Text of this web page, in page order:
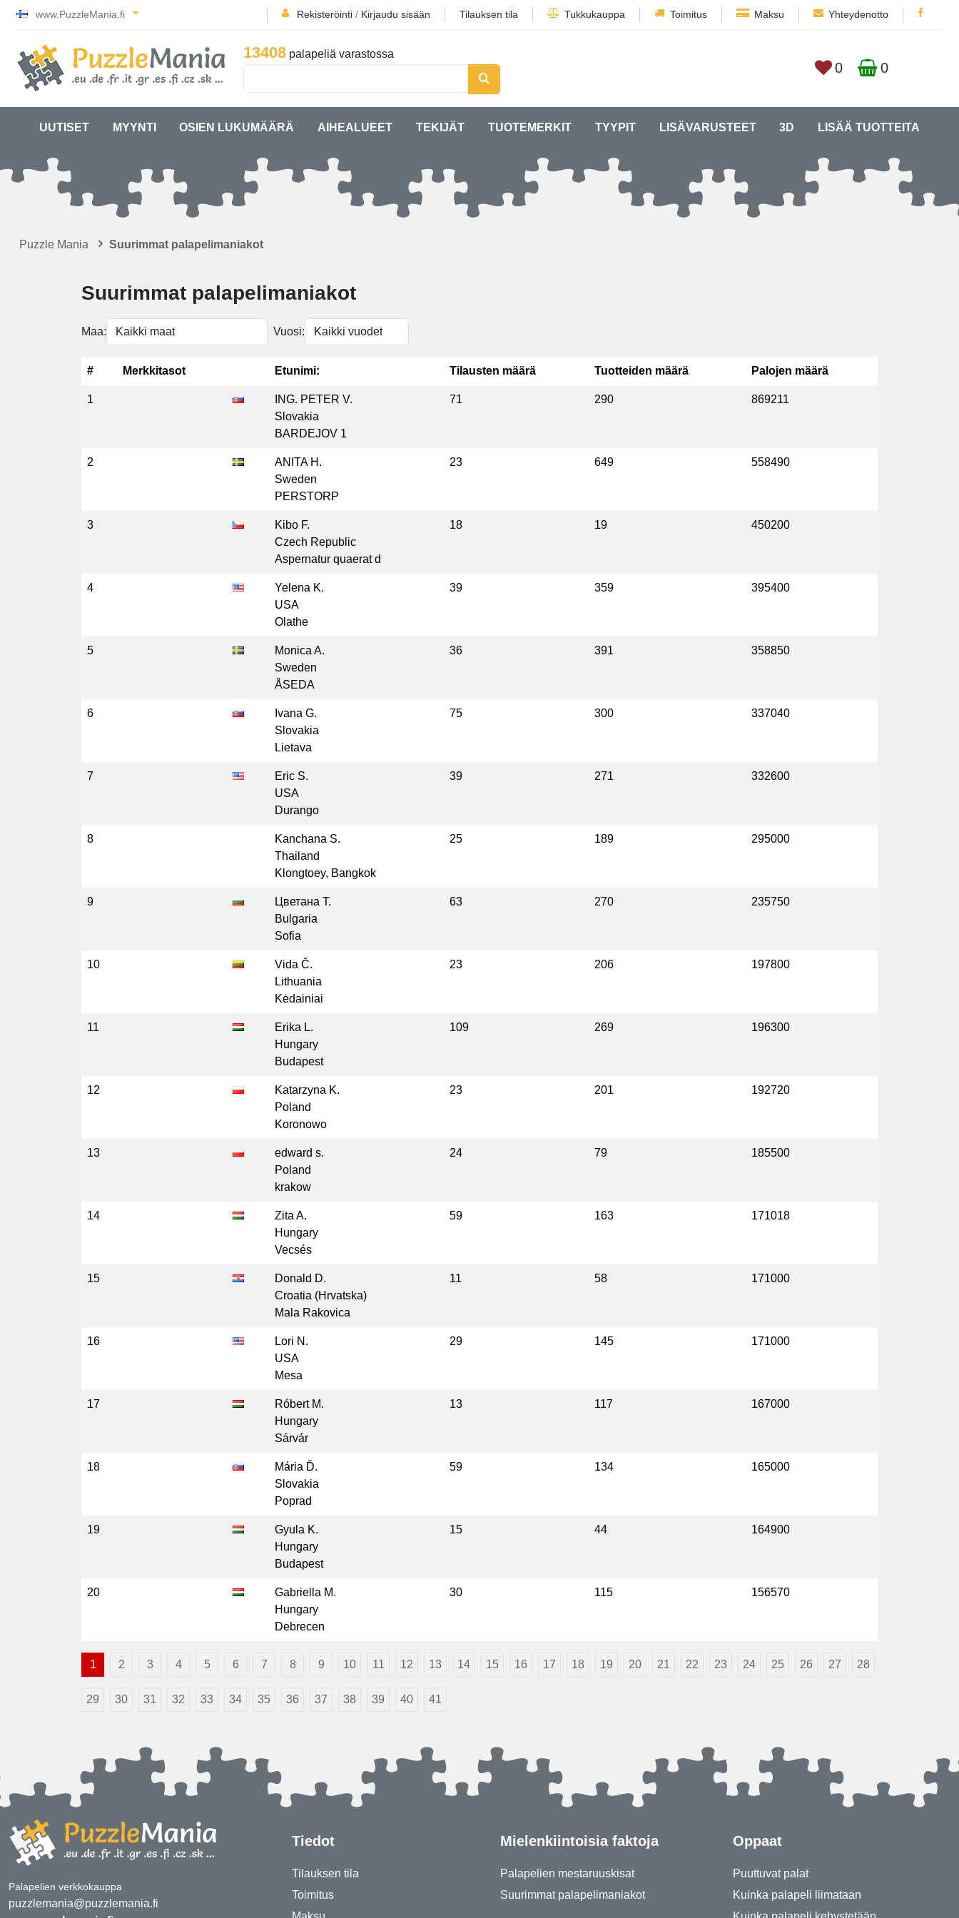
www.PuzzleMania.fi Rekisteröinti / Kirjaudu sisään Tilauksen tila Tukkukauppa Toimitus Maksu Yhteydenotto
13408 palapeliä varastossa
0 0
UUTISET MYYNTI OSIEN LUKUMÄÄRÄ AIHEALUEET TEKIJÄT TUOTEMERKIT TYYPIT LISÄVARUSTEET 3D LISÄÄ TUOTTEITA
Puzzle Mania Suurimmat palapelimaniakot
Suurimmat palapelimaniakot
Maa: Vuosi:
# Merkkitasot Etunimi: Tilausten määrä Tuotteiden määrä Palojen määrä
1
ING. PETER V.
Slovakia
BARDEJOV 1
71 290 869211
2
ANITA H.
Sweden
PERSTORP
23 649 558490
3
Kibo F.
Czech Republic
Aspernatur quaerat d
18 19 450200
4
Yelena K.
USA
Olathe
39 359 395400
5
Monica A.
Sweden
ÅSEDA
36 391 358850
6
Ivana G.
Slovakia
Lietava
75 300 337040
7
Eric S.
USA
Durango
39 271 332600
8
Kanchana S.
Thailand
Klongtoey, Bangkok
25 189 295000
9
Цветана Т.
Bulgaria
Sofia
63 270 235750
10
Vida Č.
Lithuania
Kėdainiai
23 206 197800
11
Erika L.
Hungary
Budapest
109 269 196300
12
Katarzyna K.
Poland
Koronowo
23 201 192720
13
edward s.
Poland
krakow
24 79 185500
14
Zita A.
Hungary
Vecsés
59 163 171018
15
Donald D.
Croatia (Hrvatska)
Mala Rakovica
11 58 171000
16
Lori N.
USA
Mesa
29 145 171000
17
Róbert M.
Hungary
Sárvár
13 117 167000
18
Mária Ď.
Slovakia
Poprad
59 134 165000
19
Gyula K.
Hungary
Budapest
15 44 164900
20
Gabriella M.
Hungary
Debrecen
30 115 156570
1 2 3 4 5 6 7 8 9 10 11 12 13 14 15 16 17 18 19 20 21 22 23 24 25 26 27 28
29 30 31 32 33 34 35 36 37 38 39 40 41
Palapelien verkkokauppa
puzzlemania@puzzlemania.fi
Tiedot
Tilauksen tila
Toimitus
Mielenkiintoisia faktoja
Palapelien mestaruuskisat
Suurimmat palapelimaniakot
Oppaat
Puuttuvat palat
Kuinka palapeli liimataan